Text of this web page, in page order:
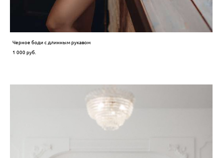
Черное боди с длинным рукавом
1 000 pуб.